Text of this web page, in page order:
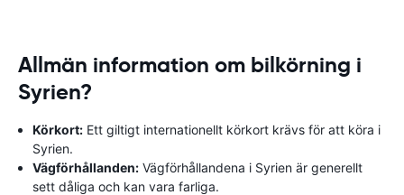
Allmän information om bilkörning i
Syrien?
Körkort: Ett giltigt internationellt körkort krävs för att köra i
Syrien.
Vägförhållanden: Vägförhållandena i Syrien är generellt
sett dåliga och kan vara farliga.